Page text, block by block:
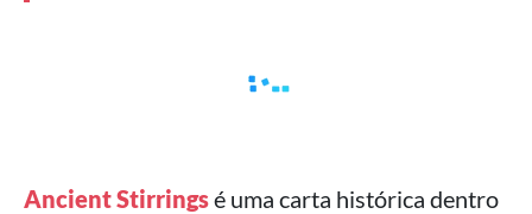
Ancient Stirringsé uma carta histórica dentro